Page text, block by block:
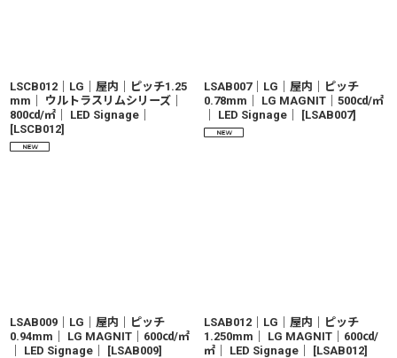
LSCB012｜LG｜屋内｜ピッチ1.25
mm｜ ウルトラスリムシリーズ｜
800㏅/㎡｜ LED Signage｜
[LSCB012]
LSAB007｜LG｜屋内｜ピッチ
0.78mm｜ LG MAGNIT｜500㏅/㎡
｜ LED Signage｜
[LSAB007]
LSAB009｜LG｜屋内｜ピッチ
0.94mm｜ LG MAGNIT｜600㏅/㎡
｜ LED Signage｜
[LSAB009]
LSAB012｜LG｜屋内｜ピッチ
1.250mm｜ LG MAGNIT｜600㏅/
㎡｜ LED Signage｜
[LSAB012]